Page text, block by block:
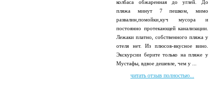
колбаса обжаренная до углей. До
пляжа минут 7 пешком, мимо
развалин,помойки,куч мусора и
постоянно протекающей канализации.
Лежаки платно, собственного пляжа у
отеля нет. Из плюсов-вкусное вино.
Экскурсии берите только на пляже у
Мустафы, вдвое дешевле, чем у ...
читать отзыв полностью...